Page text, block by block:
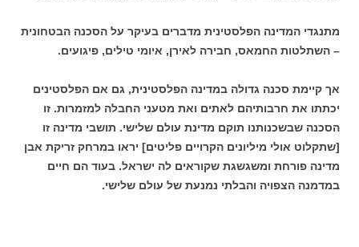
מתנגדי המדינה הפלסטינית מדברים בעיקר על הסכנה הבטחונית
– השתלטות החמאס, חבירה לאירן, איומי טילים, פיגועים.
אך קיימת סכנה גדולה במדינה הפלסטינית, גם אם הפלסטינים
יכתתו את חרבותיהם לאתים ואת מטעני החבלה למזמרות. זו
הסכנה שבשכנותנו תוקם מדינת עולם שלישי. תושבי מדינה זו
[שתקלוט אולי מיליונים הקרויים פליטים] יראו במרחק זריקת אבן
מדינה פורחת ומשגשגת שקוראים לה ישראל. בעוד הם חיים
במדמנה הצפויה והבלתי נמנעת של עולם שלישי.